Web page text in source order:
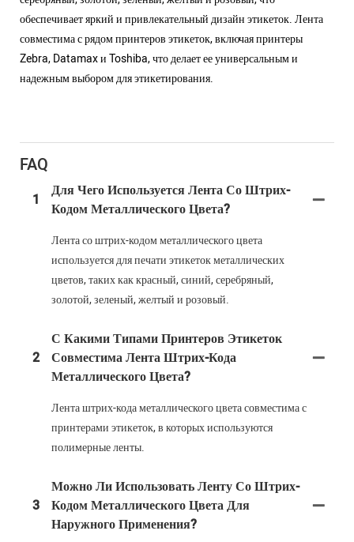
обеспечивает яркий и привлекательный дизайн этикеток. Лента
совместима с рядом принтеров этикеток, включая принтеры
Zebra, Datamax и Toshiba, что делает ее универсальным и
надежным выбором для этикетирования.
FAQ
1
Для Чего Используется Лента Со Штрих-
Кодом Металлического Цвета?
Лента со штрих-кодом металлического цвета
используется для печати этикеток металлических
цветов, таких как красный, синий, серебряный,
золотой, зеленый, желтый и розовый.
2
С Какими Типами Принтеров Этикеток
Совместима Лента Штрих-Кода
Металлического Цвета?
Лента штрих-кода металлического цвета совместима с
принтерами этикеток, в которых используются
полимерные ленты.
3
Можно Ли Использовать Ленту Со Штрих-
Кодом Металлического Цвета Для
Наружного Применения?